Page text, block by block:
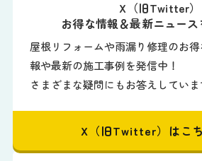
X（旧Twitter）
お得な情報＆最新ニュース
屋根リフォームや雨漏り修理のお
報や最新の施工事例を発信中！
さまざまな疑問にもお答えしていま
X（旧Twitter）はこ